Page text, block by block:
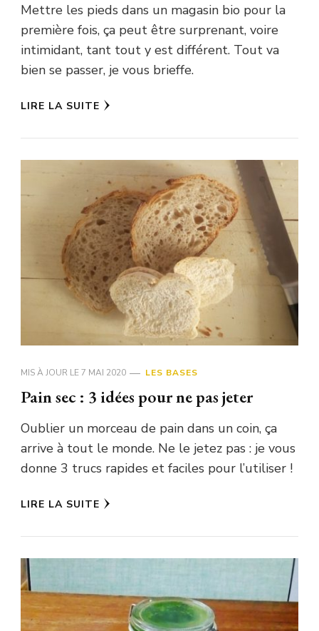
Mettre les pieds dans un magasin bio pour la
première fois, ça peut être surprenant, voire
intimidant, tant tout y est différent. Tout va
bien se passer, je vous brieffe.
LIRE LA SUITE
MIS À JOUR LE7 MAI 2020 LES BASES
Pain sec : 3 idées pour ne pas jeter
Oublier un morceau de pain dans un coin, ça
arrive à tout le monde. Ne le jetez pas : je vous
donne 3 trucs rapides et faciles pour l’utiliser !
LIRE LA SUITE